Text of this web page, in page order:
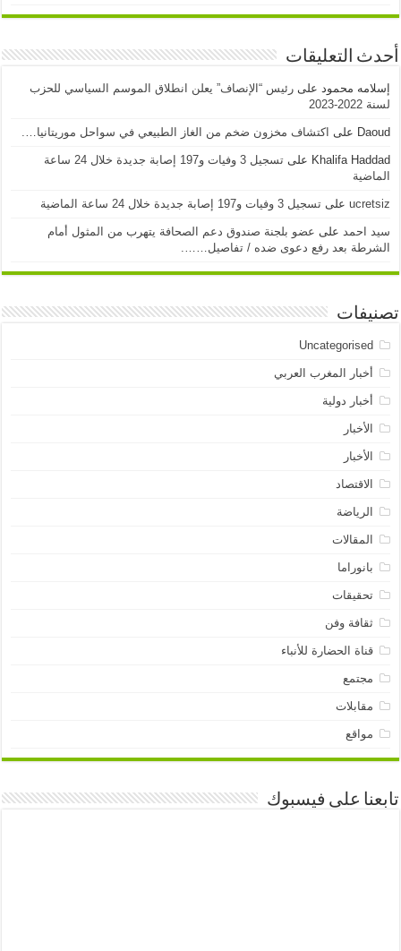
أحدث التعليقات
إسلامه محمود علىرئيس “الإنصاف” يعلن انطلاق الموسم السياسي للحزب
لسنة 2022-2023
Daoud على اكتشاف مخزون ضخم من الغاز الطبيعي في سواحل موريتانيا….
Khalifa Haddad على
تسجيل 3 وفيات و197 إصابة جديدة خلال 24 ساعة
الماضية
ucretsiz علىتسجيل 3 وفيات و197 إصابة جديدة خلال 24 ساعة الماضية
سيد احمد على عضو بلجنة صندوق دعم الصحافة يتهرب من المثول أمام
الشرطة بعد رفع دعوى ضده / تفاصيل…….
تصنيفات
Uncategorised
أخبار المغرب العربي
أخبار دولية
الأخبار
الأخبار
الاقتصاد
الرياضة
المقالات
بانوراما
تحقيقات
ثقافة وفن
قناة الحضارة للأنباء
مجتمع
مقابلات
مواقع
تابعنا على فيسبوك